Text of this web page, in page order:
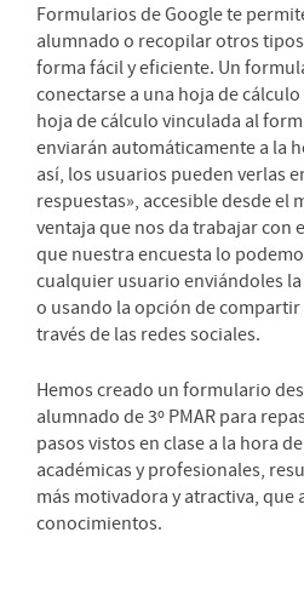
Formularios de Google te
alumnado o recopilar otros
forma fácil y eficiente. Un
conectarse a una hoja de
hoja de cálculo vinculada al
enviarán automáticamente a la
así, los usuarios pueden verlas
respuestas», accesible desde el
ventaja que nos da trabajar con
que nuestra encuesta lo
cualquier usuario enviándoles
o usando la opción de
través de las redes sociales.
Hemos creado un formulario
alumnado de 3º PMAR para
pasos vistos en clase a la hora
académicas y profesionales,
más motivadora y atractiva, que
conocimientos.